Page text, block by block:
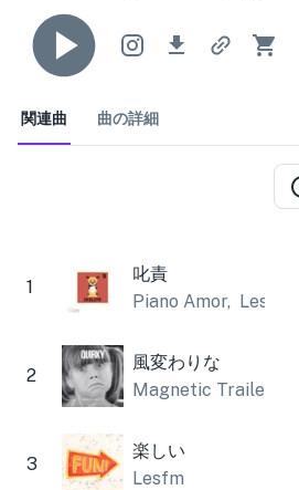
関連曲 曲の詳細
1
叱責
Piano Amor, Lesfm
2
風変わりな
Magnetic Trailer
3
楽しい
Lesfm